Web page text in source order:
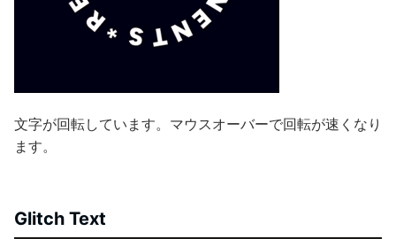
文字が回転しています。マウスオーバーで回転が速くなり
ます。
Glitch Text